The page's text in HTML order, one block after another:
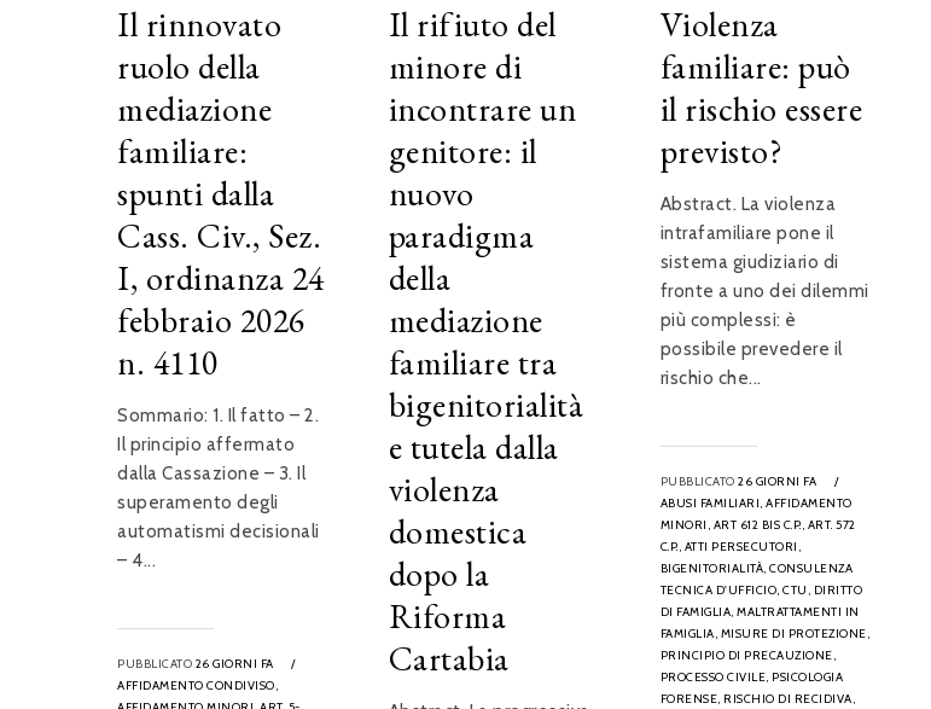
Il rinnovato
ruolo della
mediazione
familiare:
spunti dalla
Cass. Civ., Sez.
I, ordinanza 24
febbraio 2026
n. 4110
Sommario: 1. Il fatto – 2.
Il principio affermato
dalla Cassazione – 3. Il
superamento degli
automatismi decisionali
– 4...
PUBBLICATO 26 GIORNI FA
/
AFFIDAMENTO CONDIVISO,
Il rifiuto del
minore di
incontrare un
genitore: il
nuovo
paradigma
della
mediazione
familiare tra
bigenitorialità
e tutela dalla
violenza
domestica
dopo la
Riforma
Cartabia
Violenza
familiare: può
il rischio essere
previsto?
Abstract. La violenza
intrafamiliare pone il
sistema giudiziario di
fronte a uno dei dilemmi
più complessi: è
possibile prevedere il
rischio che...
PUBBLICATO26 GIORNI FA
/
ABUSI FAMILIARI, AFFIDAMENTO
MINORI, ART 612 BIS C.P., ART. 572
C.P., ATTI PERSECUTORI,
BIGENITORIALITÀ, CONSULENZA
TECNICA D'UFFICIO, CTU, DIRITTO
DI FAMIGLIA, MALTRATTAMENTI IN
FAMIGLIA, MISURE DI PROTEZIONE,
PRINCIPIO DI PRECAUZIONE,
PROCESSO CIVILE, PSICOLOGIA
FORENSE, RISCHIO DI RECIDIVA,